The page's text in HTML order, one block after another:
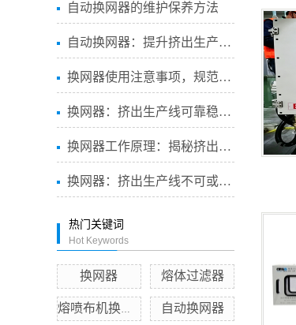
自动换网器的维护保养方法
自动换网器：提升挤出生产线...
换网器使用注意事项，规范操...
换网器：挤出生产线可靠稳定...
换网器工作原理：揭秘挤出生...
换网器：挤出生产线不可或缺...
热门关键词
Hot Keywords
换网器 熔体过滤器
熔喷布机换网器 自动换网器